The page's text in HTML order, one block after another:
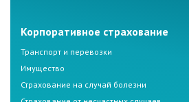
Корпоративное страхование
Транспорт и перевозки
Имущество
Страхование на случай болезни